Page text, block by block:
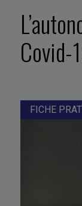
Covid-
FICHE